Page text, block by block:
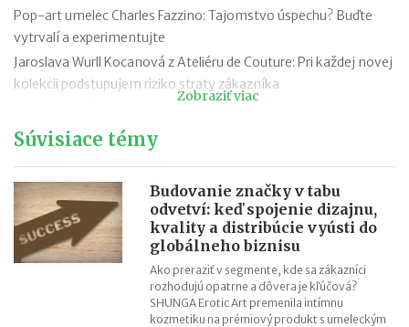
Pop-art umelec Charles Fazzino: Tajomstvo úspechu? Buďte
vytrvalí a experimentujte
Jaroslava Wurll Kocanová z Ateliéru de Couture: Pri každej novej
kolekcii podstupujem riziko straty zákazníka
Od Taliana kúpili zmrzlináreň Oilá. Dodržiavajú kvalitu aj tradičné
Michaela Otrusina (Maem Kids): Mama dvojičiek, ktorá popri
práci podniká. Šije hniezda pre bábätká
Veronika Kostková: Zo zborovne rovno do ateliéru
Vrátenie tovaru - ako riešia eshopy nechcené produkty
Ako založiť eshop? Radia Dedoles, Inspio, Isadore a Bubulákovo
Klaudia Bednárová (The Bridge): Jazyky učíme v Bratislave a
Zobraziť viac
Súvisiace témy
Budovanie značky v tabu
odvetví: keď spojenie dizajnu,
kvality a distribúcie vyústi do
globálneho biznisu
Ako preraziť v segmente, kde sa zákazníci
rozhodujú opatrne a dôvera je kľúčová?
SHUNGA Erotic Art premenila intímnu
kozmetiku na prémiový produkt s umeleckým